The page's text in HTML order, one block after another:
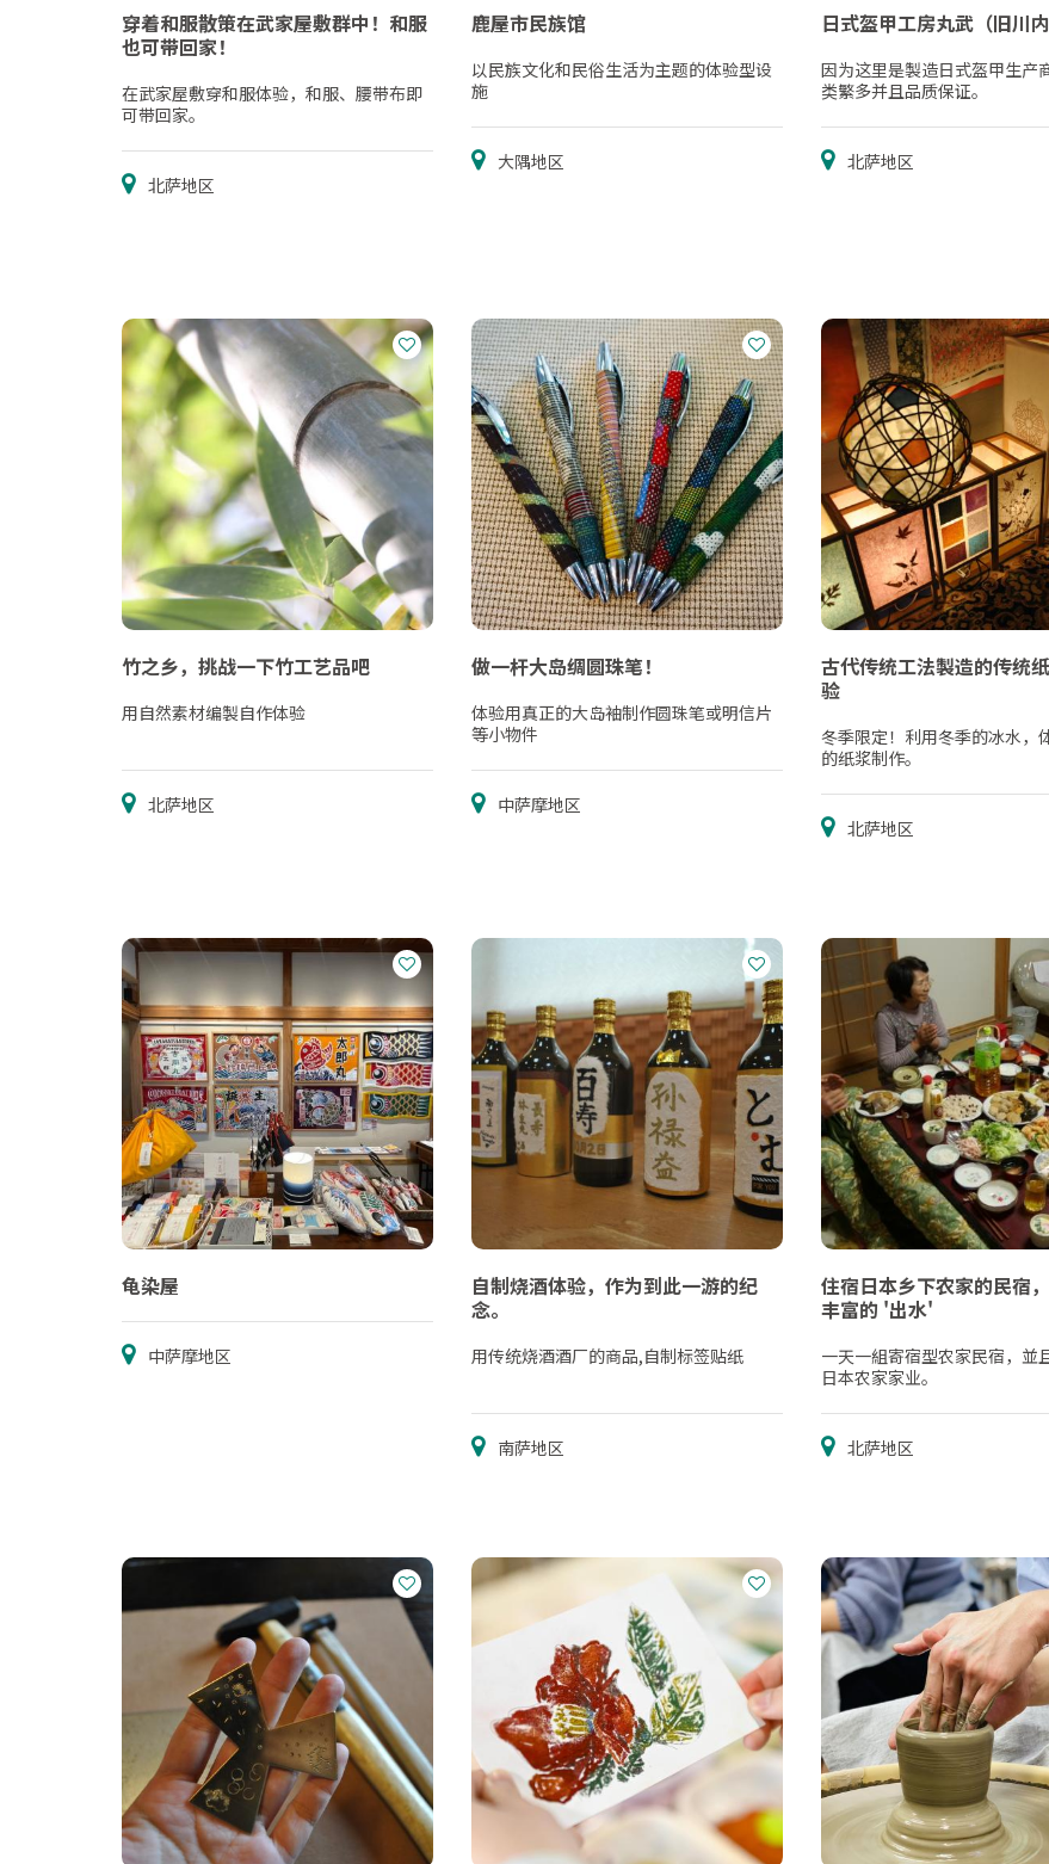
穿着和服散策在武家屋敷群中！和服
也可带回家！
在武家屋敷穿和服体验，和服、腰带布即
可带回家。
北萨地区
鹿屋市民族馆
以民族文化和民俗生活为主题的体验型设
施
大隅地区
日式盔甲工房丸武（旧川内
因为这里是製造日式盔甲生产
类繁多并且品质保证。
北萨地区
竹之乡，挑战一下竹工艺品吧
用自然素材编製自作体验
北萨地区
做一杆大岛绸圆珠笔！
体验用真正的大岛袖制作圆珠笔或明信片
等小物件
中萨摩地区
古代传统工法製造的传统
验
冬季限定！利用冬季的冰水，
的纸浆制作。
北萨地区
龟染屋
中萨摩地区
自制烧酒体验，作为到此一游的纪
念。
用传统烧酒酒厂的商品,自制标签贴纸
南萨地区
住宿日本乡下农家的民宿
丰富的 '出水'
一天一組寄宿型农家民宿，並
日本农家家业。
北萨地区